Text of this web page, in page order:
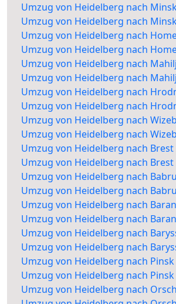
Umzug von Heidelberg nach
Umzug von Heidelberg nach
Umzug von Heidelberg nach
Umzug von Heidelberg nach
Umzug von Heidelberg nach
Umzug von Heidelberg nach
Umzug von Heidelberg nach
Umzug von Heidelberg nach
Umzug von Heidelberg nach
Umzug von Heidelberg nach
Umzug von Heidelberg nach Brest
Umzug von Heidelberg nach Brest
Umzug von Heidelberg nach
Umzug von Heidelberg nach
Umzug von Heidelberg nach
Umzug von Heidelberg nach
Umzug von Heidelberg nach
Umzug von Heidelberg nach
Umzug von Heidelberg nach Pinsk
Umzug von Heidelberg nach Pinsk
Umzug von Heidelberg nach